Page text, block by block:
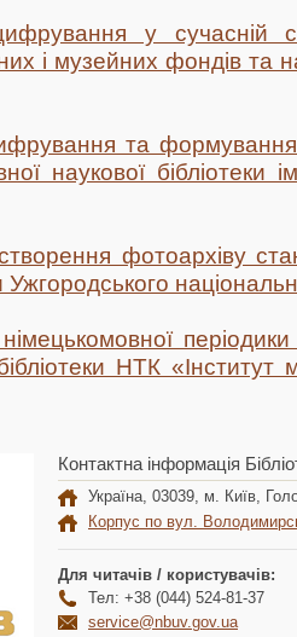
у сучасній
і музейних фондів та
та
наукової
фотоархіву
Ужгородського
німецькомовної
НТК
Контактна інформація
Україна, 03039, м. Київ,
Корпус по вул.
Для читачів / користувачів:
Тел: +38 (044) 524-81-37
service@nbuv.gov.ua